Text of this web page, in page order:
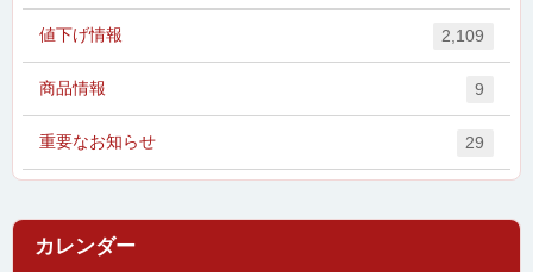
値下げ情報 2,109
商品情報 9
重要なお知らせ 29